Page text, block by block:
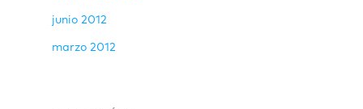
junio 2012
marzo 2012